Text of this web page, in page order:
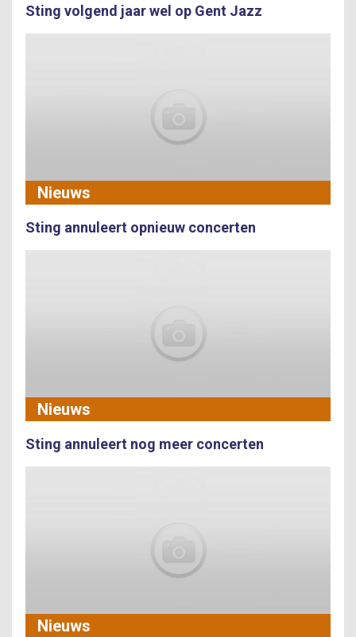
Sting volgend jaar wel op Gent Jazz
Nieuws
Sting annuleert opnieuw concerten
Nieuws
Sting annuleert nog meer concerten
Nieuws